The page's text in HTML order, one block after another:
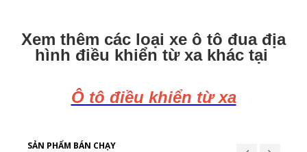
Xem thêm các loại xe ô tô đua địa
hình điều khiển từ xa khác tại
Ô tô điều khiển từ xa
SẢN PHẨM BÁN CHẠY